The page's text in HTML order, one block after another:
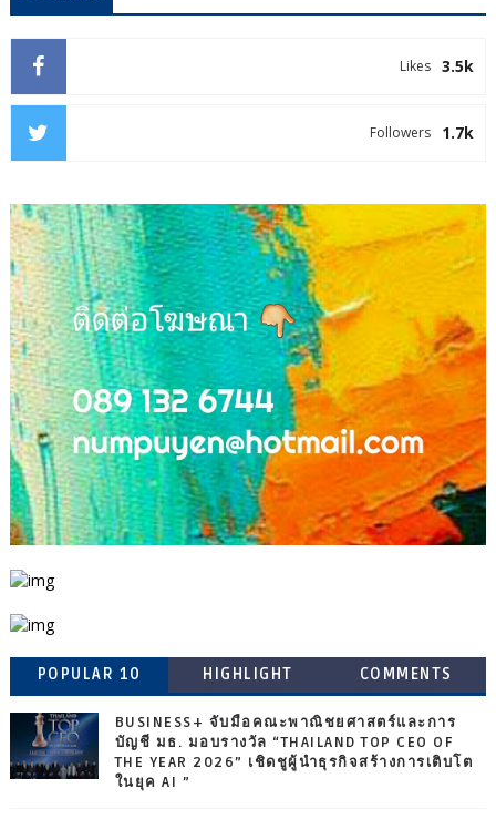
3.5k
Likes
1.7k
Followers
POPULAR 10 HIGHLIGHT COMMENTS
BUSINESS+ จับมือคณะพาณิชยศาสตร์และการ
บัญชี มธ. มอบรางวัล “THAILAND TOP CEO OF
THE YEAR 2026” เชิดชูผู้นำธุรกิจสร้างการเติบโต
ในยุค AI ”